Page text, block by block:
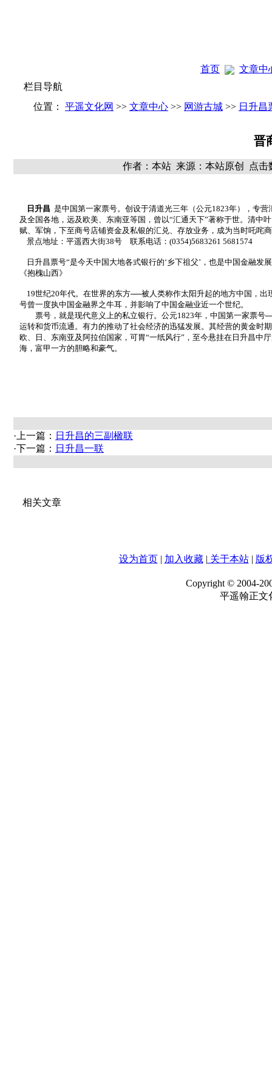
首页
文章中
栏目导航
位置： 平遥文化网 >> 文章中心 >> 网游古城 >> 日升昌
晋
作者：本站 来源：本站原创 点击
日升昌 是中国第一家票号。创设于清道光三年（公元1823年），专
及全国各地，远及欧美、东南亚等国，曾以“汇通天下”著称于世。清中
赋、军饷，下至商号店铺资金及私银的汇兑、存放业务，成为当时吒咤
景点地址：平遥西大街38号 联系电话：(0354)5683261 5681574
日升昌票号“是今天中国大地各式银行的‘乡下
《抱槐山西》
19世纪20年代。在世界的东方──被人类称作太阳升起的地方中国，
号曾一度执中国金融界之牛耳，并影响了中国金融业近一个世纪。
票号，就是现代意义上的私立银行。公元1823年，中国第一家票号
运转和货币流通。有力的推动了社会经济的迅猛发展。其经营的黄金时
欧、日、东南亚及阿拉伯国家，可胃“一纸风行”，至今悬挂在日升昌中
海，富甲一方的胆略和豪气。
·上一篇： 日升昌的三副楹联
·下一篇： 日升昌一联
相关文章
设为首页 | 加入收藏 | 关于本站 | 版
Copyright © 2004-
平遥翰正文